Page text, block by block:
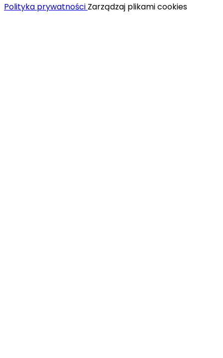
Polityka prywatności Zarządzaj plikami cookies